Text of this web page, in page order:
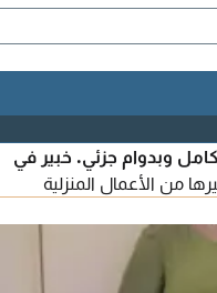
وبدوام جزئي. خبير في
من الأعمال المنزلية